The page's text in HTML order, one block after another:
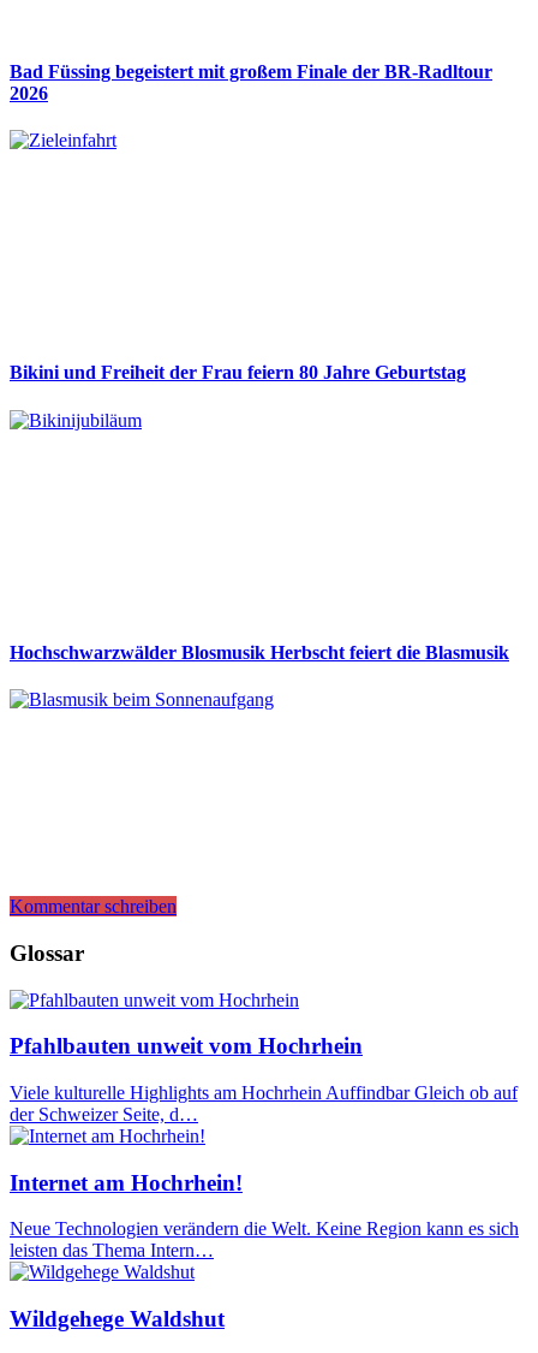
Bad Füssing begeistert mit großem Finale der BR-Radltour
2026
Bikini und Freiheit der Frau feiern 80 Jahre Geburtstag
Hochschwarzwälder Blosmusik Herbscht feiert die Blasmusik
Kommentar schreiben
Glossar
Pfahlbauten unweit vom Hochrhein
Viele kulturelle Highlights am Hochrhein Auffindbar Gleich ob auf
der Schweizer Seite, d…
Internet am Hochrhein!
Neue Technologien verändern die Welt. Keine Region kann es sich
leisten das Thema Intern…
Wildgehege Waldshut